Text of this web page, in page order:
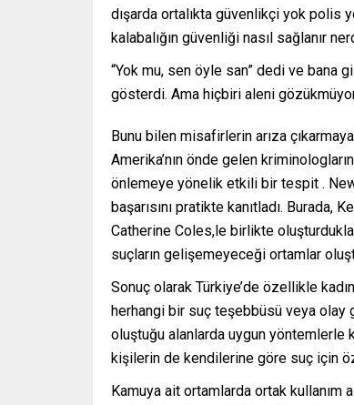
dışarda ortalıkta güvenlikçi yok polis
kalabalığın güvenliği nasıl sağlanır
“Yok mu, sen öyle san” dedi ve
gösterdi. Ama hiçbiri aleni
Bunu bilen misafirlerin arıza
Amerika’nın önde gelen
önlemeye yönelik etkili bir tespit .
başarısını pratikte kanıtladı.
Catherine Coles,le birlikte
suçların gelişemeyeceği ortamlar
Sonuç olarak Türkiye’de özellikle
herhangi bir suç teşebbüsü veya olay
oluştuğu alanlarda uygun yöntemlerle
kişilerin de kendilerine göre suç için
Kamuya ait ortamlarda ortak kullanım